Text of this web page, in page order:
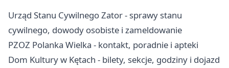
Urząd Stanu Cywilnego Zator - sprawy stanu
cywilnego, dowody osobiste i zameldowanie
PZOZ Polanka Wielka - kontakt, poradnie i apteki
Dom Kultury w Kętach - bilety, sekcje, godziny i dojazd